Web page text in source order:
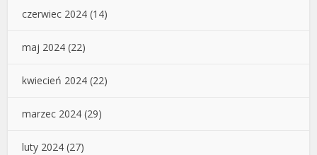
czerwiec 2024 (14)
maj 2024 (22)
kwiecień 2024 (22)
marzec 2024 (29)
luty 2024 (27)